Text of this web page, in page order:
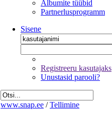
Albumite tüübid
Partnerlusprogramm
Sisene
Registreeru kasutajaks
Unustasid parooli?
www.snap.ee / Tellimine